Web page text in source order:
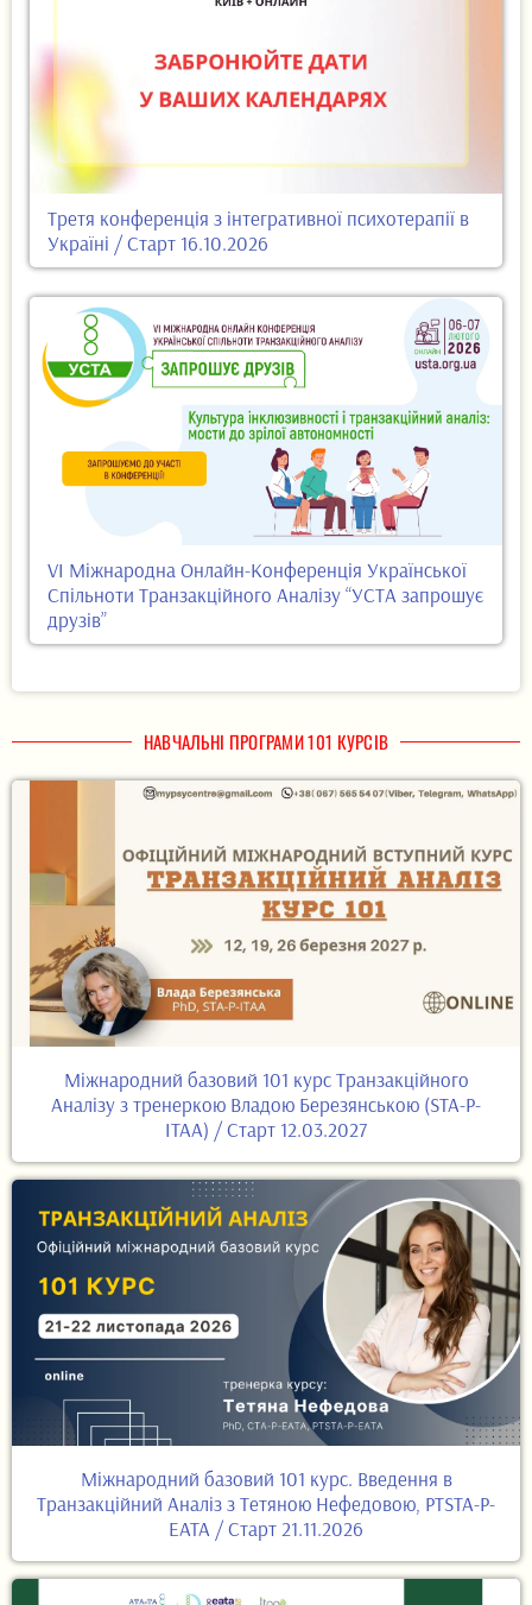
Третя конференція з інтегративної психотерапії в
Україні / Старт 16.10.2026
VI Міжнародна Онлайн-Конференція Української
Спільноти Транзакційного Аналізу “УСТА запрошує
друзів”
НАВЧАЛЬНІ ПРОГРАМИ 101 КУРСІВ
Міжнародний базовий 101 курс Транзакційного
Аналізу з тренеркою Владою Березянською (STA-P-
ITAA) / Старт 12.03.2027
Міжнародний базовий 101 курс. Введення в
Транзакційний Аналіз з Тетяною Нефедовою, PTSTA-P-
EATA / Старт 21.11.2026